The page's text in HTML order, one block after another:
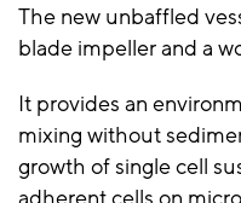
The new unbaffled
blade impeller and a
It provides an
mixing without
growth of single cell